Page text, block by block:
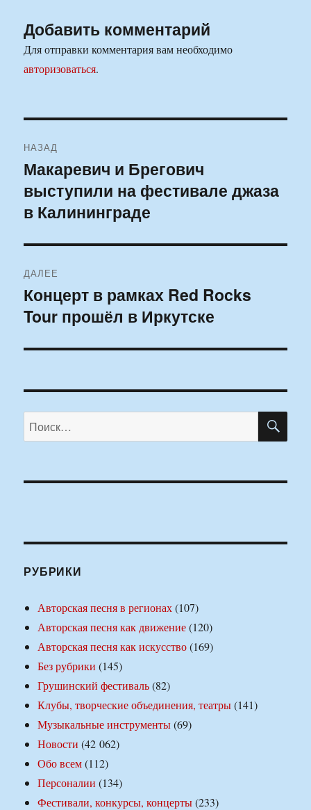
Добавить комментарий
Для отправки комментария вам необходимо
авторизоваться.
по
записям
НАЗАД
Предыдущая
запись:
Макаревич и Брегович
выступили на фестивале джаза
в Калининграде
ДАЛЕЕ
Следующая
запись:
Концерт в рамках Red Rocks
Tour прошёл в Иркутске
Искать:
РУБРИКИ
Авторская песня в регионах(107)
Авторская песня как движение(120)
Авторская песня как искусство(169)
Без рубрики (145)
Грушинский фестиваль(82)
Клубы, творческие объединения, театры(141)
Музыкальные инструменты(69)
Новости (42 062)
Обо всем(112)
Персоналии (134)
Фестивали, конкурсы, концерты(233)